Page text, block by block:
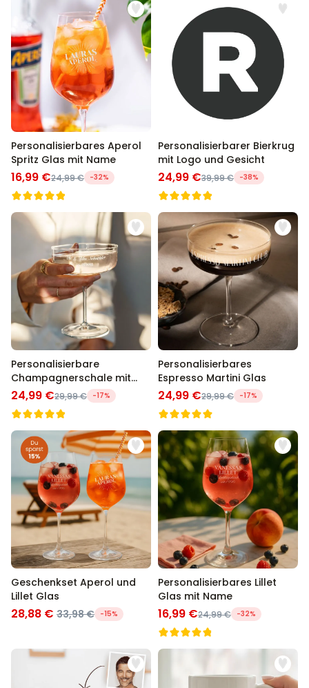
über 1.200
mal gekauft
29,99 €
Personalisierbar
Personalisierbarer Bierkrug
mit Logo und Gesicht
über 68.600
mal gekauft
39,99 €
Personalisierbar
Personalisierbarer Pullover
mit deiner Zeichnung vorne
und hinten
über 600
49,99 €
Personalisierbar
Personalisierbares
Geschenkpapier mit Gesicht
über 16.800
mal gekauft
19,99 €
möglich.
Personalisierbares Aperol
Spritz Glas mit Name
16,99 €24,99 € -32%
Personalisierbarer Bierkrug
mit Logo und Gesicht
24,99 €39,99 € -38%
Personalisierbare
Champagnerschale mit
Text
24,99 €29,99 € -17%
Personalisierbares
Espresso Martini Glas
24,99 €29,99 € -17%
Geschenkset Aperol und
Lillet Glas
28,88 € 33,98 € -15%
Personalisierbares Lillet
Glas mit Name
16,99 €24,99 € -32%